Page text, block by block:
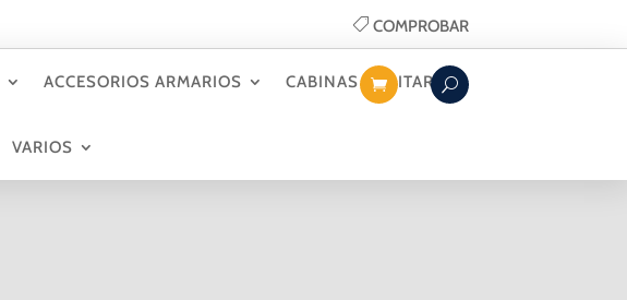
COMPROBAR
ACCESORIOS ARMARIOS CABINAS SANITARIAS
VARIOS